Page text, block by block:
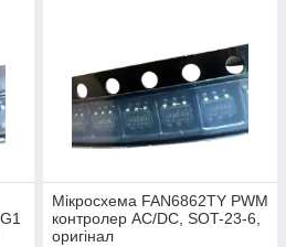
Мікросхема FAN6862TY PWM
контролер AC/DC, SOT-23-6,
оригінал